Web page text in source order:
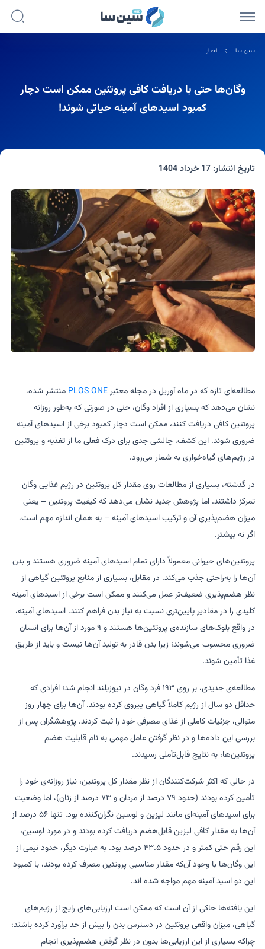
سین سا اخبار
وگان‌ها حتی با دریافت کافی پروتئین ممکن است دچار
کمبود اسیدهای آمینه حیاتی شوند!
تاریخ انتشار:17 خرداد 1404
مطالعه‌ای تازه که در ماه آوریل در مجله معتبرPLOS ONE منتشر شده،
نشان می‌دهد که بسیاری از افراد وگان، حتی در صورتی که به‌طور روزانه
پروتئین کافی دریافت کنند، ممکن است دچار کمبود برخی از اسیدهای آمینه
ضروری شوند. این کشف، چالشی جدی برای درک فعلی ما از تغذیه و پروتئین
در رژیم‌های گیاه‌خواری به شمار می‌رود.
در گذشته، بسیاری از مطالعات روی مقدار کل پروتئین در رژیم غذایی وگان
تمرکز داشتند. اما پژوهش جدید نشان می‌دهد که کیفیت پروتئین – یعنی
میزان هضم‌پذیری آن و ترکیب اسیدهای آمینه – به همان اندازه مهم است،
اگر نه بیشتر.
پروتئین‌های حیوانی معمولاً دارای تمام اسیدهای آمینه ضروری هستند و بدن
آن‌ها را به‌راحتی جذب می‌کند. در مقابل، بسیاری از منابع پروتئین گیاهی از
نظر هضم‌پذیری ضعیف‌تر عمل می‌کنند و ممکن است برخی از اسیدهای آمینه
کلیدی را در مقادیر پایین‌تری نسبت به نیاز بدن فراهم کنند. اسیدهای آمینه،
در واقع بلوک‌های سازنده‌ی پروتئین‌ها هستند و ۹ مورد از آن‌ها برای انسان
ضروری محسوب می‌شوند؛ زیرا بدن قادر به تولید آن‌ها نیست و باید از طریق
غذا تأمین شوند.
مطالعه‌ی جدیدی، بر روی ۱۹۳ فرد وگان در نیوزیلند انجام شد؛ افرادی که
حداقل دو سال از رژیم کاملاً گیاهی پیروی کرده بودند. آن‌ها برای چهار روز
متوالی، جزئیات کاملی از غذای مصرفی خود را ثبت کردند. پژوهشگران پس از
بررسی این داده‌ها و در نظر گرفتن عامل مهمی به نام قابلیت هضم
پروتئین‌ها، به نتایج قابل‌تأملی رسیدند.
در حالی که اکثر شرکت‌کنندگان از نظر مقدار کل پروتئین، نیاز روزانه‌ی خود را
تأمین کرده بودند (حدود ۷۹ درصد از مردان و ۷۳ درصد از زنان)، اما وضعیت
برای اسیدهای آمینه‌ای مانند لیزین و لوسین نگران‌کننده بود. تنها ۵۶ درصد از
آن‌ها به مقدار کافی لیزین قابل‌هضم دریافت کرده بودند و در مورد لوسین،
این رقم حتی کمتر و در حدود ۴۳.۵ درصد بود. به عبارت دیگر، حدود نیمی از
این وگان‌ها با وجود آن‌که مقدار مناسبی پروتئین مصرف کرده بودند، با کمبود
این دو اسید آمینه مهم مواجه شده اند.
این یافته‌ها حاکی از آن است که ممکن است ارزیابی‌های رایج از رژیم‌های
گیاهی، میزان واقعی پروتئین در دسترس بدن را بیش از حد برآورد کرده باشند؛
چراکه بسیاری از این ارزیابی‌ها بدون در نظر گرفتن هضم‌پذیری انجام